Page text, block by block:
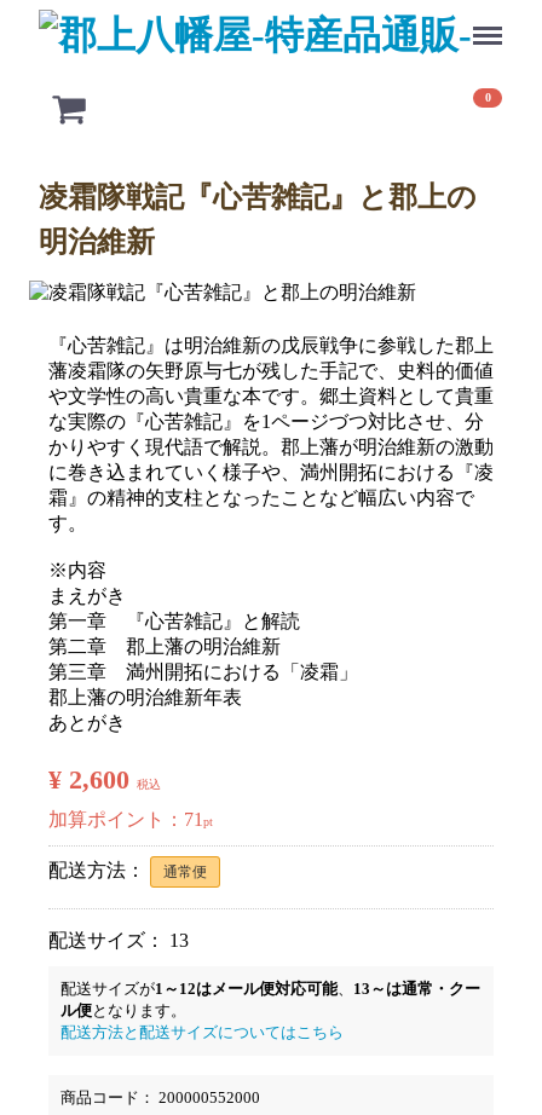
0
凌霜隊戦記『心苦雑記』と郡上の
明治維新
『心苦雑記』は明治維新の戊辰戦争に参戦した郡上
藩凌霜隊の矢野原与七が残した手記で、史料的価値
や文学性の高い貴重な本です。郷土資料として貴重
な実際の『心苦雑記』を1ページづつ対比させ、分
かりやすく現代語で解説。郡上藩が明治維新の激動
に巻き込まれていく様子や、満州開拓における『凌
霜』の精神的支柱となったことなど幅広い内容で
す。
※内容
まえがき
第一章 『心苦雑記』と解読
第二章 郡上藩の明治維新
第三章 満州開拓における「凌霜」
郡上藩の明治維新年表
あとがき
¥ 2,600 税込
加算ポイント： 71 pt
配送方法： 通常便
配送サイズ： 13
配送サイズが1～12はメール便対応可能、 13～は通常・クー
ル便となります。
配送方法と配送サイズについてはこちら
商品コード： 200000552000